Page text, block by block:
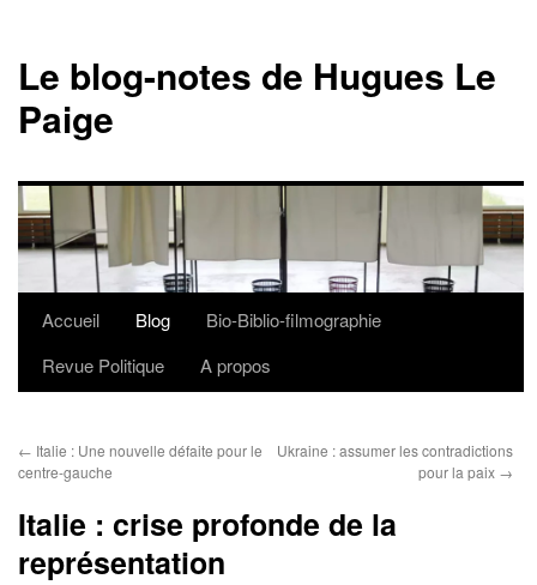
Le blog-notes de Hugues Le
Paige
Aller
Accueil Blog
Bio-Biblio-filmographie
Revue Politique
A propos
← Italie : Une nouvelle défaite pour le
centre-gauche
Ukraine : assumer les contradictions
pour la paix →
Italie : crise profonde de la
représentation